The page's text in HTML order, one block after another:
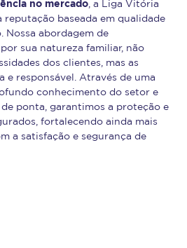
no mercado , a Liga Vitória
reputação baseada em qualidade
Nossa abordagem de
sua natureza familiar, não
dos clientes, mas as
e responsável. Através de uma
conhecimento do setor e
ponta, garantimos a proteção e
fortalecendo ainda mais
a satisfação e segurança de